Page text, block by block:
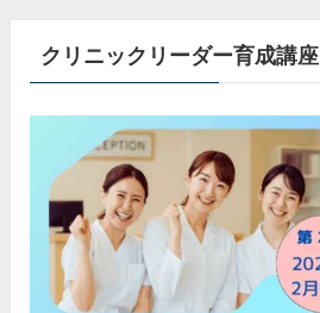
クリニックリーダー育成講座